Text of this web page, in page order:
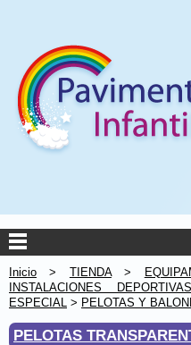
Inicio > TIENDA>
INSTALACIONES
ESPECIAL > PELOTAS Y
PELOTAS